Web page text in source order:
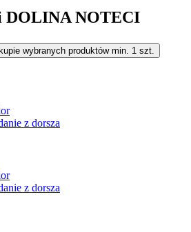
DOLINA NOTECI
wybranych produktów min. 1 szt.
z dorsza
z dorsza